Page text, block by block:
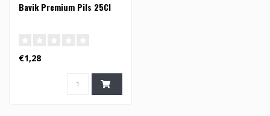
Bavik Premium Pils 25Cl
€1,28